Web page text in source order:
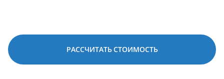
РАССЧИТАТЬ СТОИМОСТЬ